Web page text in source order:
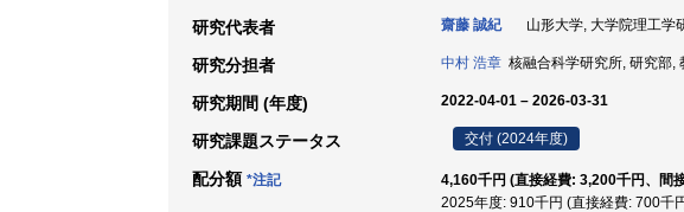
研究代表者 齋藤 誠紀 山形大学, 大学院理工学
研究分担者 中村 浩章 核融合科学研究所, 研究部,
研究期間 (年度) 2022-04-01 – 2026-03-31
研究課題ステータス 交付 (2024年度)
配分額 *注記
4,160千円 (直接経費: 3,200千円、間
2025年度: 910千円 (直接経費: 700千